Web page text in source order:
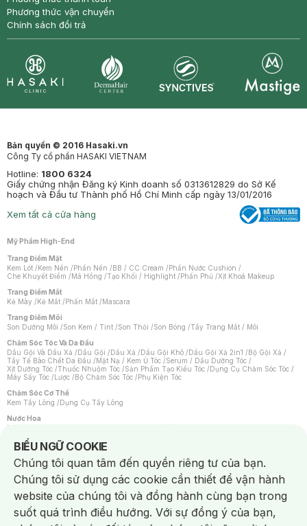
Phương thức vận chuyển
Chính sách đổi trả
Bản quyền © 2016 Hasaki.vn
Công Ty cổ phần HASAKI VIETNAM
Hotline: 1800 6324
Giấy chứng nhận Đăng ký Kinh doanh số 0313612829 do Sở Kế
hoạch và Đầu tư Thành phố Hồ Chí Minh cấp ngày 13/01/2016
Xem tất cả cửa hàng
Mỹ Phẩm High-End
Trang Điểm Mặt
Kem Lót /Kem Nền /Phấn Nền /BB / CC Cream /Phấn Nước Cushion /
Che Khuyết Điểm /Má Hồng /Tạo Khối / Highlight /Phấn Phủ /Xịt Khoá Makeup
Trang Điểm Mắt
Kẻ Mày /Kẻ Mắt /Phấn Mắt /Mascara
Trang Điểm Môi
Son Dưỡng Môi /Son Kem / Tint /Son Thỏi /Son Bóng /Tẩy Trang Mắt / Môi
Chăm Sóc Tóc Và Da Đầu
Dầu Gội Và Dầu Xả /Dầu Gội /Dầu Xả /Dầu Gội Khô /Dầu Gội Xả 2in1 /Bộ Gội Xả /
Tẩy Tế Bào Chết Da Đầu /Mặt Nạ / Kem Ủ Tóc /Serum / Dầu Dưỡng Tóc /
Xịt Dưỡng Tóc /Thuốc Nhuộm Tóc /Sản Phẩm Tạo Kiểu Tóc /Dụng Cụ Chăm Sóc Tóc /
Máy Sấy Tóc /Lược /Bộ Chăm Sóc Tóc /Phụ Kiện Tóc
Chăm Sóc Cơ Thể
Kem Tẩy Lông /Dụng Cụ Tẩy Lông
Nước Hoa
Nước Hoa Nữ
Chăm Sóc Cá Nhân
Chống Muỗi /Khẩu Trang /Máy Massage/Mặt Nạ Xông Hơi /Nước Rửa Tay/
Sản Phẩm Chăm Sóc Khác /Bàn Chải Đánh Răng /Bàn Chải Điện/
Hỗ Trợ Trắng Răng/Kem Đánh Răng /Máy Tăm Nước/ Nước Súc Miệng/
Tăm / Chỉ Nha Khoa/ Xịt Thơm Miệng / Dung Dịch Vệ Sinh/Dưỡng Vùng Kín/
Khăn Ướt Vệ Sinh Vùng Kín/Băng Vệ Sinh/Tampon/Bọt Cạo Râu /Dao Cạo Râu/
Máy Cạo Râu
Vấn Đề Về Da
BIỂU NGỮ COOKIE
Notice about cookies usage
Chúng tôi quan tâm đến quyền riêng tư của bạn.
Chúng tôi sử dụng các cookie cần thiết để vận hành
website của chúng tôi và đồng hành cùng bạn trong
suốt quá trình điều hướng. Với sự đồng ý của bạn,